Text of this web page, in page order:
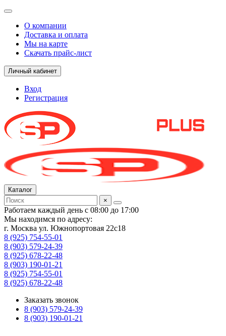
О компании
Доставка и оплата
Мы на карте
Скачать прайс-лист
Личный кабинет
Вход
Регистрация
Каталог
×
Работаем каждый день с 08:00 до 17:00
Мы находимся по адресу:
г. Москва ул. Южнопортовая 22с18
8 (925) 754-55-01
8 (903) 579-24-39
8 (925) 678-22-48
8 (903) 190-01-21
8 (925) 754-55-01
8 (925) 678-22-48
Заказать звонок
8 (903) 579-24-39
8 (903) 190-01-21